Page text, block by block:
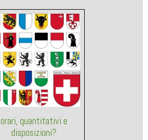
orari, quantitativi e
disposizioni?